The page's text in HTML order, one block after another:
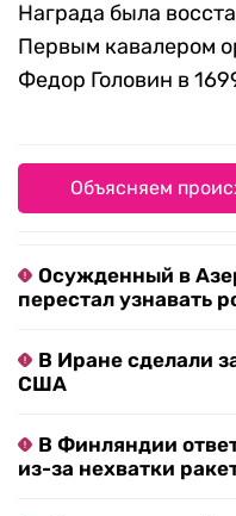
Награда была
Первым кавалером
Федор Головин в
Объясняем
Осужденный в
перестал узнавать
В Иране сделали
США
В Финляндии
из-за нехватки